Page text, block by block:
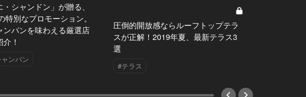
シャンドン」が贈る、
特別なプロモーション。
ンパンを味わえる厳選店
！
ンパン
圧倒的開放感ならルーフトップテラ
スが正解！2019年夏、最新テラス3
選
#テラス